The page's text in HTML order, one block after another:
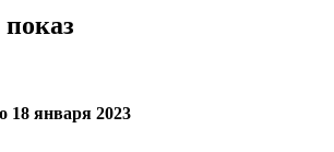
18 января 2023